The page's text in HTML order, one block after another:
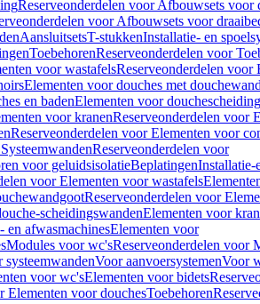
Reserveonderdelen voor Afbouwsets voor
voor Afbouwsets voor
AansluitsetsT-stukkenInstallatie- en
ToebehorenReserveonderdelen voor
voor wastafelsReserveonderdelen voor
Elementen voor douches met
en badenElementen voor
voor kranenReserveonderdelen voor
Reserveonderdelen voor Elementen voor
SysteemwandenReserveonderdelen voor
voor geluidsisolatieBeplatingenInstallatie-
voor Elementen voor wastafels
Reserveonderdelen voor
scheidingswandenElementen voor
en afwasmachinesElementen voor
Modules voor wc'sReserveonderdelen voor
Voor aanvoersystemenVoor
voor wc'sElementen voor bidets
Elementen voor douchesToebehoren